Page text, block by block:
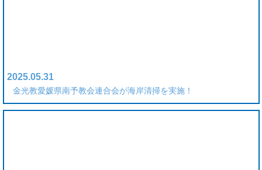
2025.05.31
金光教愛媛県南予教会連合会が海岸清掃を実施！